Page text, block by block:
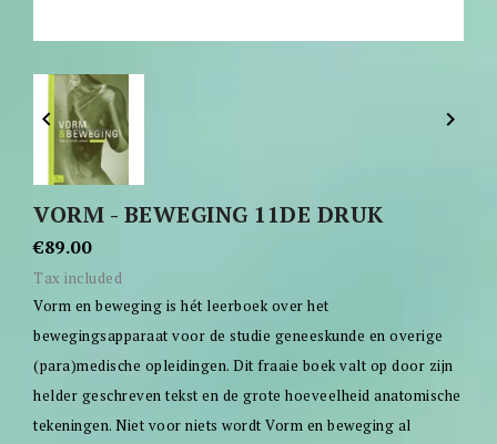
 
VORM - BEWEGING 11DE DRUK
€89.00
Tax included
Vorm en beweging is hét leerboek over het
bewegingsapparaat voor de studie geneeskunde en overige
(para)medische opleidingen. Dit fraaie boek valt op door zijn
helder geschreven tekst en de grote hoeveelheid anatomische
tekeningen. Niet voor niets wordt Vorm en beweging al